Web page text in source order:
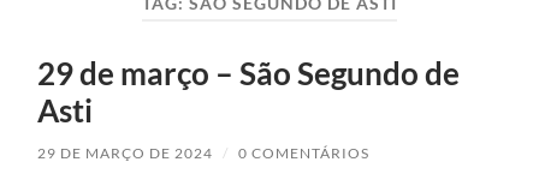
29 de março – São Segundo de
Asti
29 DE MARÇO DE 2024 / 0 COMENTÁRIOS